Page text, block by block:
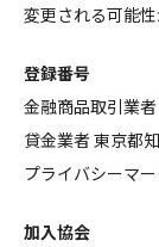
変更される可能性
登録番号
金融商品取引業
貸金業者 東京都
プライバシーマ
加入協会